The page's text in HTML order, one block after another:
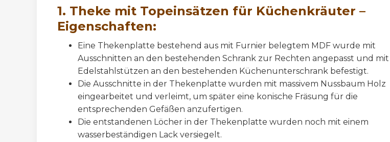
1. Theke mit Topeinsätzen für Küchenkräuter –
Eigenschaften:
Eine Thekenplatte bestehend aus mit Furnier belegtem MDF wurde mit
Ausschnitten an den bestehenden Schrank zur Rechten angepasst und mit
Edelstahlstützen an den bestehenden Küchenunterschrank befestigt.
Die Ausschnitte in der Thekenplatte wurden mit massivem Nussbaum Holz
eingearbeitet und verleimt, um später eine konische Fräsung für die
entsprechenden Gefäßen anzufertigen.
Die entstandenen Löcher in der Thekenplatte wurden noch mit einem
wasserbeständigen Lack versiegelt.